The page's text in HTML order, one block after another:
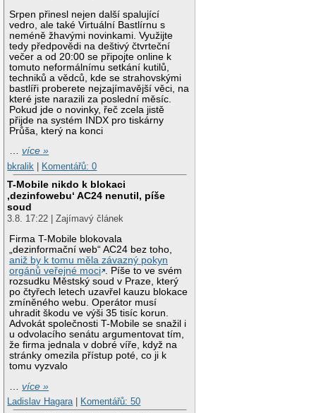
Srpen přinesl nejen další spalující
vedro, ale také Virtuální Bastlírnu s
neméně žhavými novinkami. Využijte
tedy předpovědi na deštivý čtvrteční
večer a od 20:00 se připojte online k
tomuto neformálnímu setkání kutilů,
techniků a vědců, kde se strahovskými
bastlíři proberete nejzajímavější věci, na
které jste narazili za poslední měsíc.
Pokud jde o novinky, řeč zcela jistě
přijde na systém INDX pro tiskárny
Průša, který na konci
…více »
bkralik | Komentářů: 0
T-Mobile nikdo k blokaci
‚dezinfowebu‘ AC24 nenutil, píše
soud
3.8. 17:22 | Zajímavý článek
Firma T-Mobile blokovala
„dezinformační web“ AC24 bez toho,
aniž by k tomu měla závazný pokyn
orgánů veřejné moci
. Píše to ve svém
rozsudku Městský soud v Praze, který
po čtyřech letech uzavřel kauzu blokace
zmíněného webu. Operátor musí
uhradit škodu ve výši 35 tisíc korun.
Advokát společnosti T-Mobile se snažil i
u odvolacího senátu argumentovat tím,
že firma jednala v dobré víře, když na
stránky omezila přístup poté, co ji k
tomu vyzvalo
…více »
Ladislav Hagara| Komentářů: 50